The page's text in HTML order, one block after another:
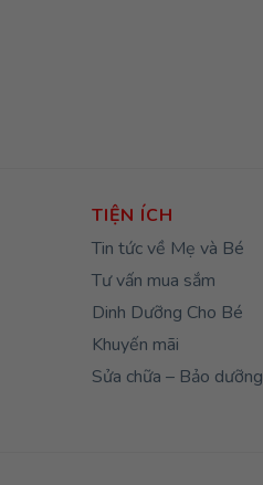
TIỆN ÍCH
Tin tức về Mẹ và Bé
Tư vấn mua sắm
Dinh Dưỡng Cho Bé
Khuyến mãi
Sửa chữa – Bảo dưỡng